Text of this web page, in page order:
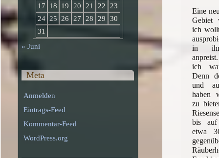
Eine
Gebiet
ich
in
ich
Denn
und
haben
zu
bis
etwa
17
18 19 20 21 22
23
24 25 26 27 28 29
30
31
« Juni
Meta
Anmelden
Eintrags-Feed
Kommentar-Feed
WordPress.org